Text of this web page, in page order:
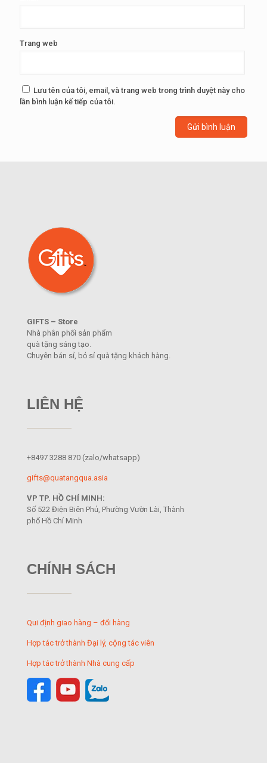
Trang web
Lưu tên của tôi, email, và trang web trong trình duyệt này cho
lần bình luận kế tiếp của tôi.
GIFTS – Store
Nhà phân phối sản phẩm
quà tặng sáng tạo.
Chuyên bán sỉ, bỏ sỉ quà tặng khách hàng.
LIÊN HỆ
+8497 3288 870 (zalo/whatsapp)
gifts@quatangqua.asia
VP TP. HỒ CHÍ MINH:
Số 522 Điện Biên Phủ, Phường Vườn Lài, Thành
phố Hồ Chí Minh
CHÍNH SÁCH
Qui định giao hàng – đổi hàng
Hợp tác trở thành Đại lý, cộng tác viên
Hợp tác trở thành Nhà cung cấp